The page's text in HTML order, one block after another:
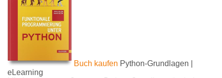
Buch kaufen Python-Grundlagen |
eLearning